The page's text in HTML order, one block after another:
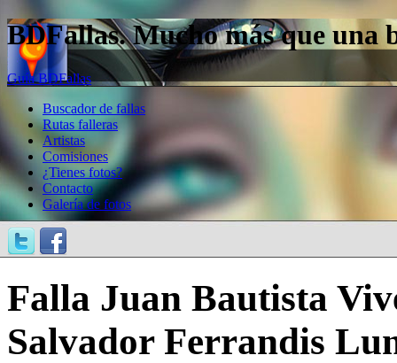
BDFallas. Mucho más que una
Guía BDFallas
Buscador de fallas
Rutas falleras
Artistas
Comisiones
¿Tienes fotos?
Contacto
Galería de fotos
Falla Juan Bautista
Salvador Ferrandis